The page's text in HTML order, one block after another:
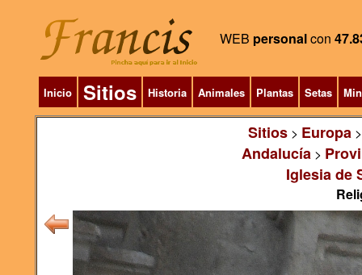
WEB personalcon
Inicio Sitios Historia Animales Plantas Setas
Sitios> Europa
Andalucía>
Iglesia de